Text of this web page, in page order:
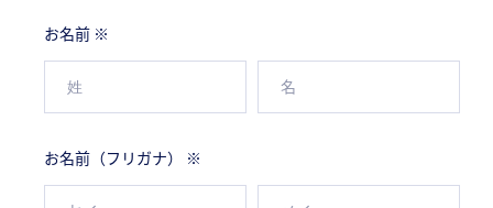
お名前 ※
お名前（フリガナ） ※